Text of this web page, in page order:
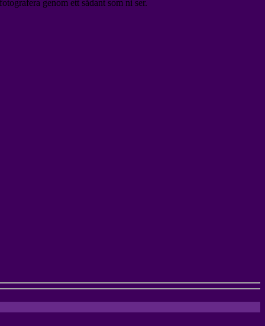
genom ett sådant som ni ser.